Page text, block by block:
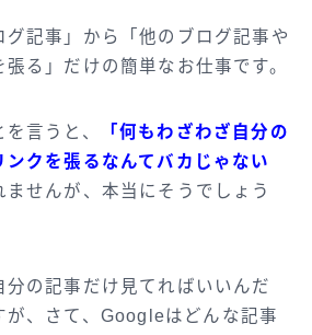
グ記事」から「他のブログ記事や
る」だけの簡単なお仕事です。
言うと、
「何もわざわざ自分の
クを張るなんてバカじゃない
ませんが、本当にそうでしょう
分の記事だけ見てればいいんだ
が、さて、Googleはどんな記事